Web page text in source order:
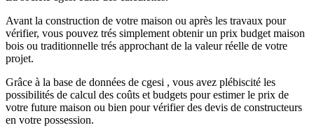
Avant la construction de votre maison ou après les travaux pour
vérifier, vous pouvez trés simplement obtenir un prix budget maison
bois ou traditionnelle trés approchant de la valeur réelle de votre
projet.
Grâce à la base de données de cgesi , vous avez plébiscité les
possibilités de calcul des coûts et budgets pour estimer le prix de
votre future maison ou bien pour vérifier des devis de constructeurs
en votre possession.